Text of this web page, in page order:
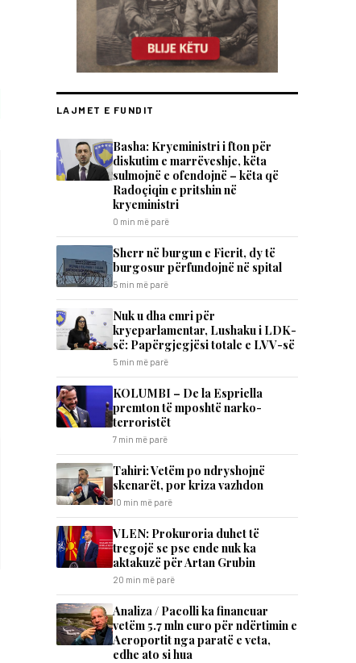
LAJMET E FUNDIT
Basha: Kryeministri i fton për
diskutim e marrëveshje, këta
sulmojnë e ofendojnë – këta që
Radoçiqin e pritshin në
kryeministri
0 min më parë
Sherr në burgun e Fierit, dy të
burgosur përfundojnë në spital
5 min më parë
Nuk u dha emri për
kryeparlamentar, Lushaku i LDK-
së: Papërgjegjësi totale e LVV-së
5 min më parë
KOLUMBI – De la Espriella
premton të mposhtë narko-
terroristët
7 min më parë
Tahiri: Vetëm po ndryshojnë
skenarët, por kriza vazhdon
10 min më parë
VLEN: Prokuroria duhet të
tregojë se pse ende nuk ka
aktakuzë për Artan Grubin
20 min më parë
Analiza / Pacolli ka financuar
vetëm 5.7 mln euro për ndërtimin e
Aeroportit nga paratë e veta,
edhe ato si hua